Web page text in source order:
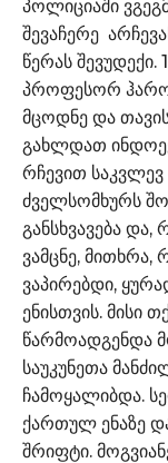
პოლიციაში
შევაჩერე
წერას
პროფესორ
მცოდნე და
გახლდათ
რჩევით
ძველსომხურს
განსხვავება და,
ვამცნე, მითხრა,
ვაპირებდი,
ენისთვის. მისი
წარმოადგენდა
საუკუნეთა
ჩამოყალიბდა.
ქართულ ენაზე
შრიფტი.